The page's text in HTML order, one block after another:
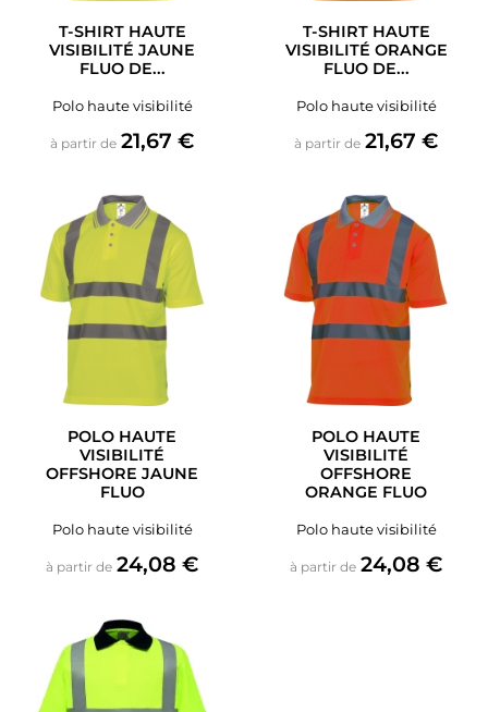
T-SHIRT HAUTE
VISIBILITÉ JAUNE
FLUO DE...
Polo haute visibilité
à partir de Prix
21,67 €
T-SHIRT HAUTE
VISIBILITÉ ORANGE
FLUO DE...
Polo haute visibilité
à partir de Prix
21,67 €
POLO HAUTE
VISIBILITÉ
OFFSHORE JAUNE
FLUO
Polo haute visibilité
à partir de Prix
24,08 €
POLO HAUTE
VISIBILITÉ
OFFSHORE
ORANGE FLUO
Polo haute visibilité
à partir de Prix
24,08 €